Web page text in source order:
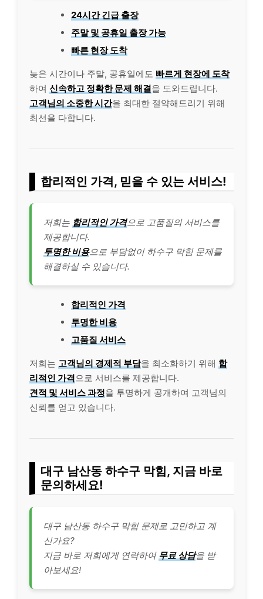
24시간 긴급 출장
주말 및 공휴일 출장 가능
빠른 현장 도착
늦은 시간이나 주말, 공휴일에도 빠르게 현장에 도착
하여 신속하고 정확한 문제 해결을 도와드립니다.
고객님의 소중한 시간을 최대한 절약해드리기 위해
최선을 다합니다.
합리적인 가격, 믿을 수 있는 서비스!
저희는 합리적인 가격으로 고품질의 서비스를
제공합니다.
투명한 비용으로 부담없이 하수구 막힘 문제를
해결하실 수 있습니다.
합리적인 가격
투명한 비용
고품질 서비스
저희는 고객님의 경제적 부담을 최소화하기 위해 합
리적인 가격으로 서비스를 제공합니다.
견적 및 서비스 과정을 투명하게 공개하여 고객님의
신뢰를 얻고 있습니다.
대구 남산동 하수구 막힘, 지금 바로
문의하세요!
대구 남산동 하수구 막힘 문제로 고민하고 계
신가요?
지금 바로 저희에게 연락하여 무료 상담을 받
아보세요!